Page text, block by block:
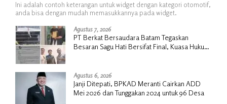
Ini adalah contoh keterangan untuk widget dengan kategori otomotif,
anda bisa dengan mudah memasukkannya pada widget.
Agustus 7, 2026
PT Berkat Bersaudara Batam Tegaskan
Besaran Sagu Hati Bersifat Final, Kuasa Hukum
Agustus 6, 2026
Janji Ditepati, BPKAD Meranti Cairkan ADD
Mei 2026 dan Tunggakan 2024 untuk 96 Desa